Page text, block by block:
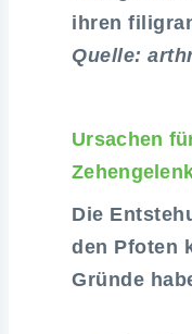
ihren
Quelle:
Ursachen
Die
den Pfoten
Gründe